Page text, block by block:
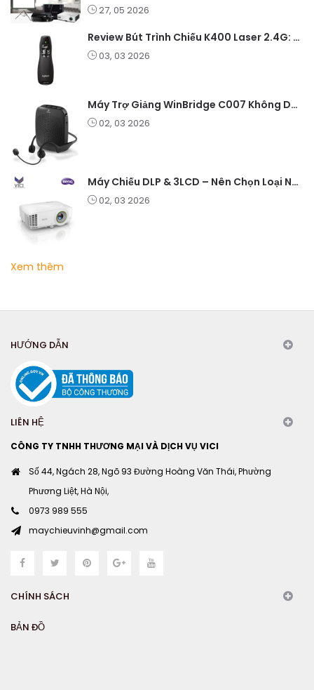
27, 05 2026
Review Bút Trình Chiếu K400 Laser 2.4G: Nhỏ Gọn, Ổn Định, Lý Tưởng Cho Giáo Viên Và Doanh Nghiệp
03, 03 2026
Máy Trợ Giảng WinBridge C007 Không Dây – Pin Lâu, Âm Thanh Rõ
02, 03 2026
Máy Chiếu DLP & 3LCD – Nên Chọn Loại Nào Cho Văn Phòng & Giải Trí?
02, 03 2026
Xem thêm
HƯỚNG DẪN
LIÊN HỆ
CÔNG TY TNHH THƯƠNG MẠI VÀ DỊCH VỤ VICI
Số 44, Ngách 28, Ngõ 93 Đường Hoàng Văn Thái, Phường
Phương Liệt, Hà Nội,
0973 989 555
maychieuvinh@gmail.com
CHÍNH SÁCH
BẢN ĐỒ